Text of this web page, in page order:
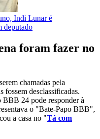
Indi Lunar é
deputado
foram fazer no
chamadas pela
fossem desclassificadas.
BBB 24 pode responder à
o "Bate-Papo BBB",
a casa no "Tá com